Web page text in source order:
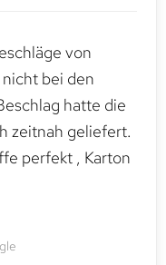
von
bei den
hatte die
zeitnah geliefert.
perfekt , Karton